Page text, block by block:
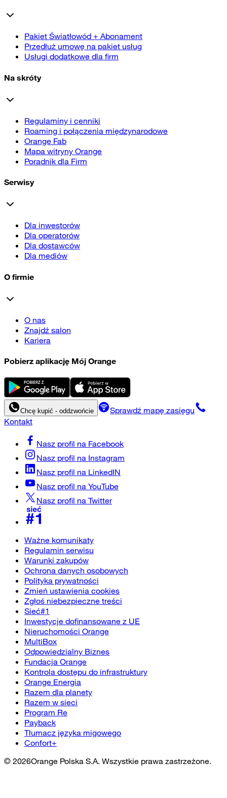
Pakiet Światłowód + Abonament
Przedłuż umowę na pakiet usług
Usługi dodatkowe dla firm
Na skróty
Regulaminy i cenniki
Roaming i połączenia międzynarodowe
Orange Fab
Mapa witryny Orange
Poradnik dla Firm
Serwisy
Dla inwestorów
Dla operatorów
Dla dostawców
Dla mediów
O firmie
O nas
Znajdź salon
Kariera
Pobierz aplikację Mój Orange
Chcę kupić - oddzwońcie
Sprawdź mapę zasięgu
Kontakt
Nasz profil na Facebook
Nasz profil na Instagram
Nasz profil na LinkedIN
Nasz profil na YouTube
Nasz profil na Twitter
Ważne komunikaty
Regulamin serwisu
Warunki zakupów
Ochrona danych osobowych
Polityka prywatności
Zmień ustawienia cookies
Zgłoś niebezpieczne treści
Sieć#1
Inwestycje dofinansowane z UE
Nieruchomości Orange
MultiBox
Odpowiedzialny Biznes
Fundacja Orange
Kontrola dostępu do infrastruktury
Orange Energia
Razem dla planety
Razem w sieci
Program Re
Payback
Tłumacz języka migowego
Confort+
© 2026Orange Polska S.A. Wszystkie prawa zastrzeżone.